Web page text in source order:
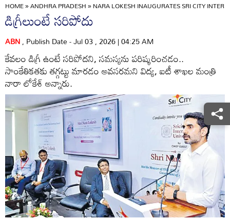
HOME»ANDHRA PRADESH»NARA LOKESH INAUGURATES SRI CITY
డిగ్రీలుంటే సరిపోదు
ABN, Publish Date - Jul 03 , 2026 | 04:25 AM
కేవలం డిగ్రీ ఉంటే సరిపోదని, సమస్యను పరిష్కరించడం..
సాంకేతికతకు తగ్గట్టు మారడం అవసరమని విద్య, ఐటీ శాఖల మంత్రి
నారా లోకేశ్‌ అన్నారు.